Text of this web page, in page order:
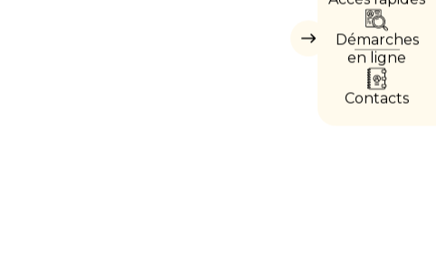
MasquerDémarches
en ligne
Contacts